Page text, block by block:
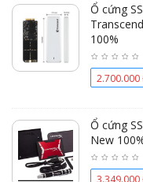
Ổ cứng
100%
2.700.000
Ổ cứng
New
3.349.000